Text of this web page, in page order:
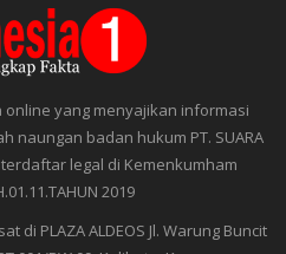
online yang menyajikan informasi
naungan badan hukum PT. SUARA
terdaftar legal di Kemenkumham
2019
di PLAZA ALDEOS Jl. Warung Buncit